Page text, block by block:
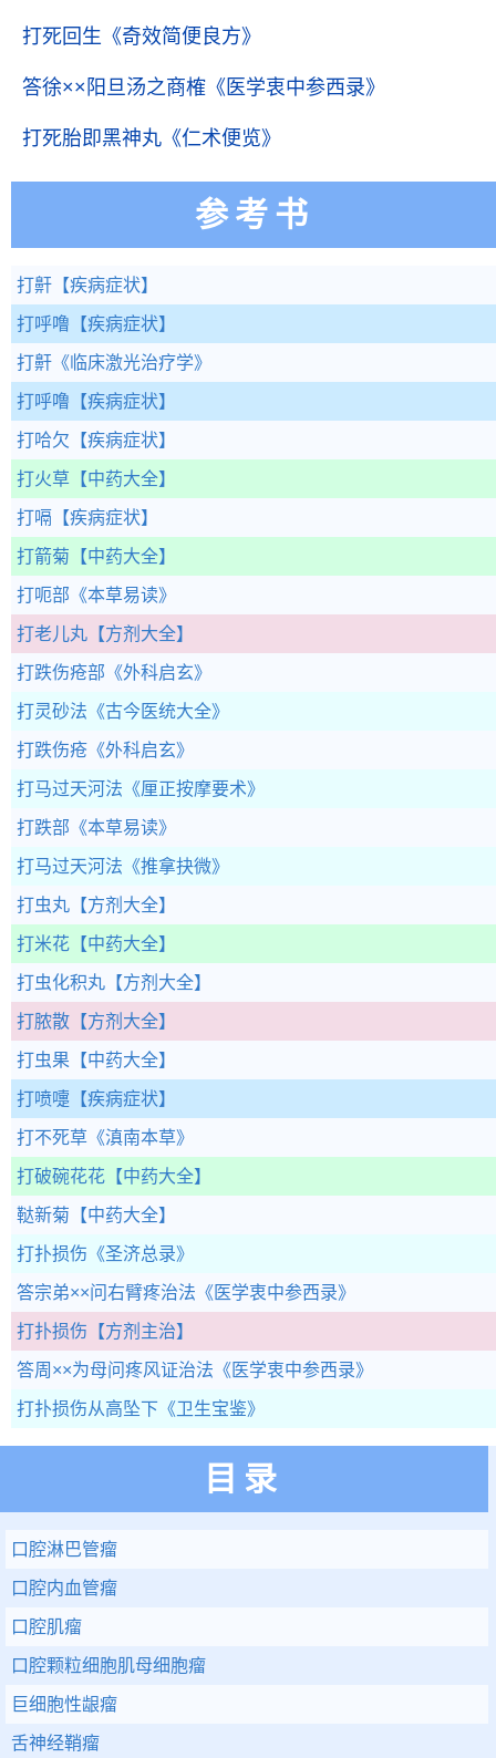
打死回生 《奇效简便良方》
答徐××阳旦汤之商榷 《医学衷中参西录》
打死胎即黑神丸 《仁术便览》
参考书
打鼾 【疾病症状】
打呼噜 【疾病症状】
打鼾 《临床激光治疗学》
打呼噜 【疾病症状】
打哈欠 【疾病症状】
打火草 【中药大全】
打嗝 【疾病症状】
打箭菊 【中药大全】
打呃部 《本草易读》
打老儿丸 【方剂大全】
打跌伤疮部 《外科启玄》
打灵砂法 《古今医统大全》
打跌伤疮 《外科启玄》
打马过天河法 《厘正按摩要术》
打跌部 《本草易读》
打马过天河法 《推拿抉微》
打虫丸 【方剂大全】
打米花 【中药大全】
打虫化积丸 【方剂大全】
打脓散 【方剂大全】
打虫果 【中药大全】
打喷嚏 【疾病症状】
打不死草 《滇南本草》
打破碗花花 【中药大全】
鞑新菊 【中药大全】
打扑损伤 《圣济总录》
答宗弟××问右臂疼治法 《医学衷中参西录》
打扑损伤 【方剂主治】
答周××为母问疼风证治法 《医学衷中参西录》
打扑损伤从高坠下 《卫生宝鉴》
目录
口腔淋巴管瘤
口腔内血管瘤
口腔肌瘤
口腔颗粒细胞肌母细胞瘤
巨细胞性龈瘤
舌神经鞘瘤